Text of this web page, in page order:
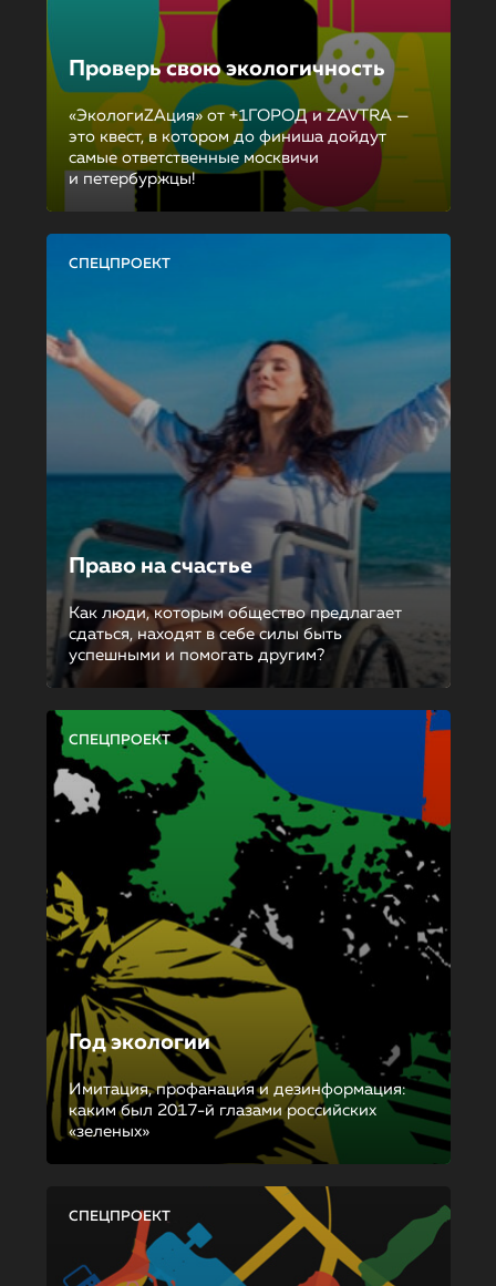
Проверь свою экологичность
«ЭкологиZAция» от +1ГОРОД и ZAVTRA —
это квест, в котором до финиша дойдут
самые ответственные москвичи
и петербуржцы!
СПЕЦПРОЕКТ
Право на счастье
Как люди, которым общество предлагает
сдаться, находят в себе силы быть
успешными и помогать другим?
СПЕЦПРОЕКТ
Год экологии
Имитация, профанация и дезинформация:
каким был 2017-й глазами российских
«зеленых»
СПЕЦПРОЕКТ